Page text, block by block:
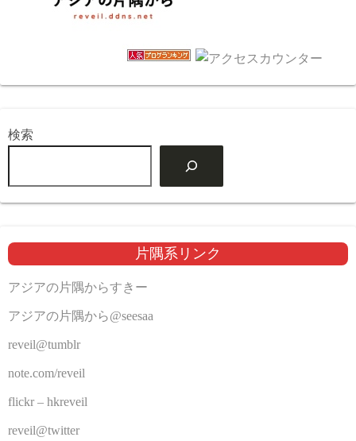
検索
片隅系リンク
アジアの片隅からすきー
アジアの片隅から@seesaa
reveil@tumblr
note.com/reveil
flickr – hkreveil
reveil@twitter